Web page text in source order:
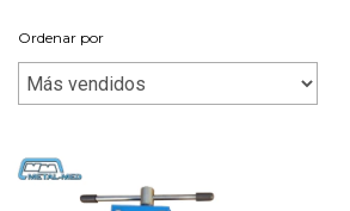
Ordenar por